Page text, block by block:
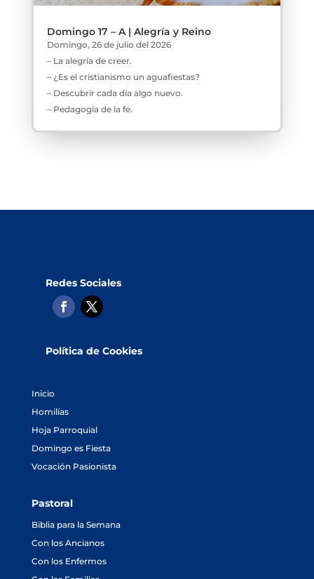
Domingo 17 – A | Alegría y Reino
Domingo, 26 de julio del 2026
– La alegría de creer.
– ¿Es el cristianismo un aguafiestas?
– Descubrir cada día algo nuevo.
– Pedagogía de la fe.
Redes Sociales
Política de Cookies
Inicio
Homilías
Hoja Parroquial
Domingo es Fiesta
Vocación Pasionista
Pastoral
Biblia para la Semana
Con los Ancianos
Con los Enfermos